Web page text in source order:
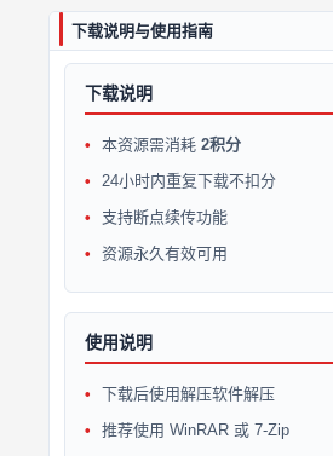
下载说明与使用指南
下载说明
本资源需消耗 2积分
24小时内重复下载不扣分
支持断点续传功能
资源永久有效可用
使用说明
下载后使用解压软件解压
推荐使用 WinRAR 或 7-Zip